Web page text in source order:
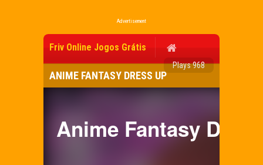
Advertisement
Friv Online Jogos Grátis
Plays 968
ANIME FANTASY DRESS UP